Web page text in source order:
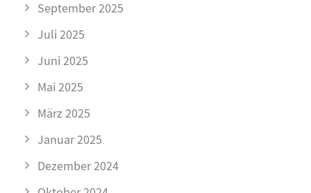
September 2025
Juli 2025
Juni 2025
Mai 2025
März 2025
Januar 2025
Dezember 2024